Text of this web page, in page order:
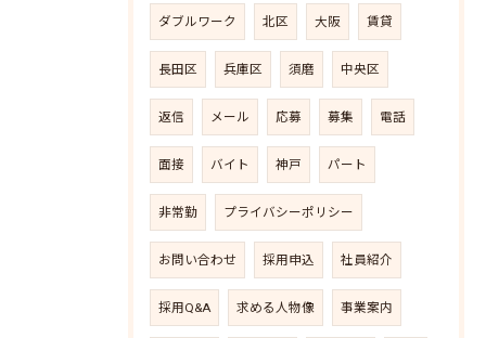
ダブルワーク 北区 大阪 賃貸
長田区 兵庫区 須磨 中央区
返信 メール 応募 募集 電話
面接 バイト 神戸 パート
非常勤 プライバシーポリシー
お問い合わせ 採用申込 社員紹介
採用Q&A 求める人物像 事業案内